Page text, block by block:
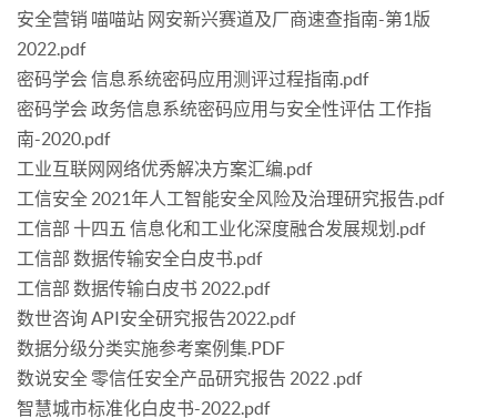
安全营销 喵喵站 网安新兴赛道及厂商速查指南-第1版
2022.pdf
密码学会 信息系统密码应用测评过程指南.pdf
密码学会 政务信息系统密码应用与安全性评估 工作指
南-2020.pdf
工业互联网网络优秀解决方案汇编.pdf
工信安全 2021年人工智能安全风险及治理研究报告.pdf
工信部 十四五 信息化和工业化深度融合发展规划.pdf
工信部 数据传输安全白皮书.pdf
工信部 数据传输白皮书 2022.pdf
数世咨询 API安全研究报告2022.pdf
数据分级分类实施参考案例集.PDF
数说安全 零信任安全产品研究报告 2022 .pdf
智慧城市标准化白皮书-2022.pdf